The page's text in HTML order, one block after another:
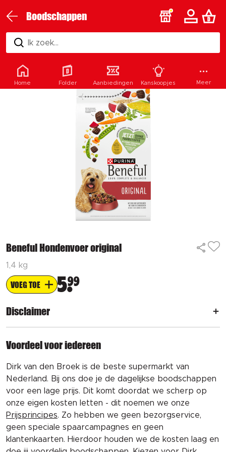
Boodschappen
Ik zoek...
Beneful Hondenvoer original
1,4 kg
VOEG TOE 599
Disclaimer
Voordeel voor iedereen
Dirk van den Broek is de beste supermarkt van
Nederland. Bij ons doe je de dagelijkse boodschappen
voor een lage prijs. Dit komt doordat we scherp op
onze eigen kosten letten - dit noemen we onze
Prijsprincipes. Zo hebben we geen bezorgservice,
geen speciale spaarcampagnes en geen
klantenkaarten. Hierdoor houden we de kosten laag en
Home Folder Aanbiedingen Kanskoopjes Meer